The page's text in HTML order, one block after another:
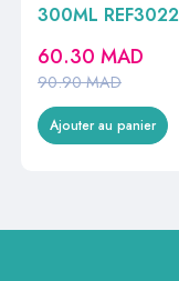
300ML REF3022
90.90MAD
60.30 MAD
Ajouter au panier